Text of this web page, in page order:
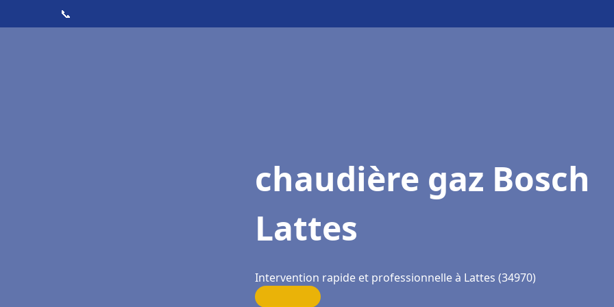
📞
chaudière gaz Bosch
Lattes
Intervention rapide et professionnelle à Lattes (34970)